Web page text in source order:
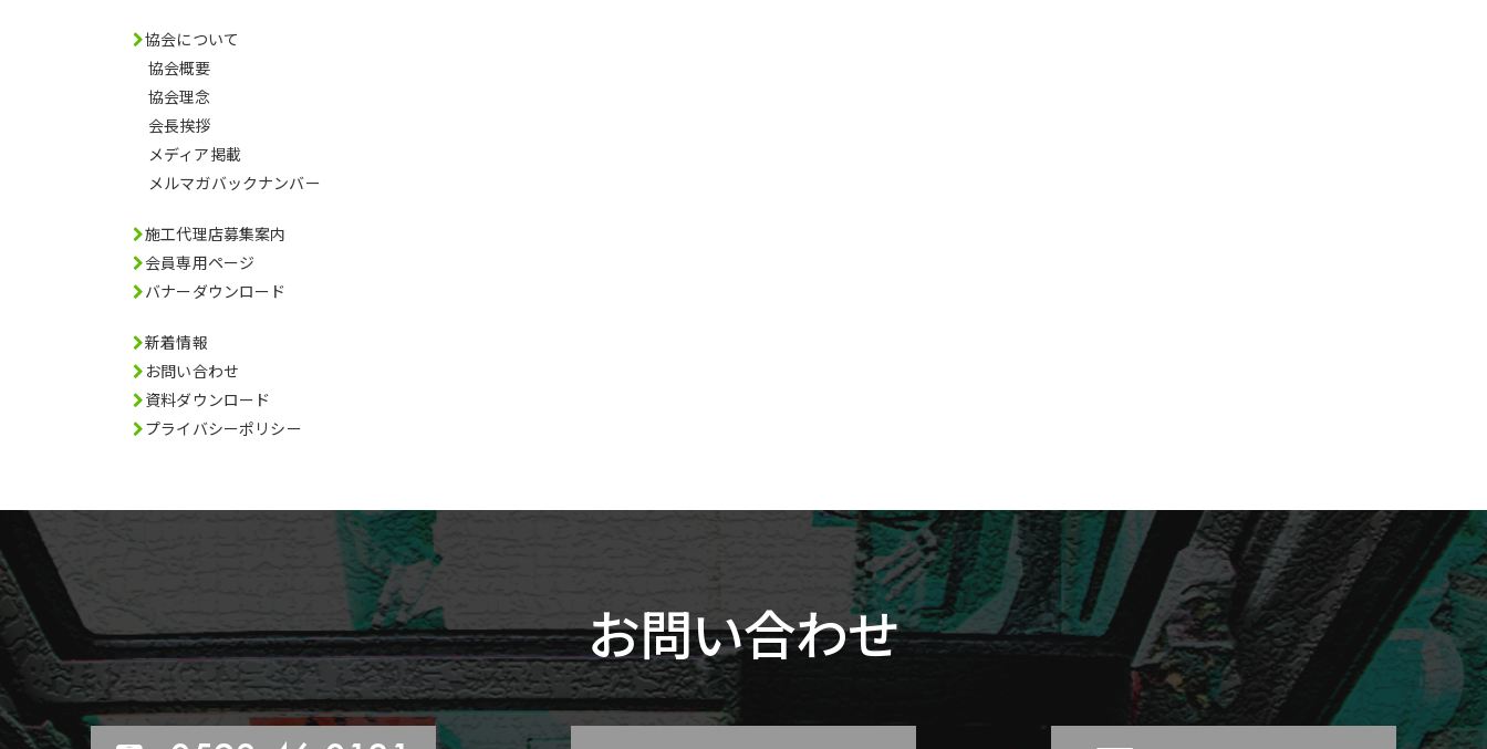
協会について
協会概要
協会理念
会長挨拶
メディア掲載
メルマガバックナンバー
施工代理店募集案内
会員専用ページ
バナーダウンロード
新着情報
お問い合わせ
資料ダウンロード
プライバシーポリシー
お問い合わせ